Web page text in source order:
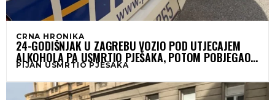
CRNA HRONIKA
24-GODIŠNJAK U ZAGREBU VOZIO POD UTJECAJEM
ALKOHOLA PA USMRTIO PJEŠAKA, POTOM POBJEGAO
SA MJESTA NESREĆE
PIJAN USMRTIO PJEŠAKA